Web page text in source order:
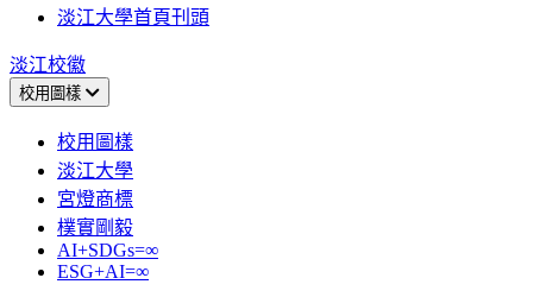
淡江大學首頁刊頭
淡江校徽
校用圖樣
校用圖樣
淡江大學
宮燈商標
樸實剛毅
AI+SDGs=∞
ESG+AI=∞